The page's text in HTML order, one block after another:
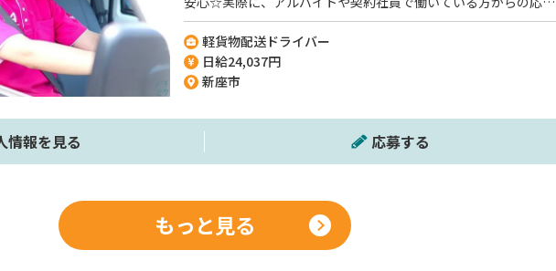
も多いですよ＾＾《配送ドライバーの経験不問！》《学歴・職歴
不問》《直近では20代の方がスタートしています♪》
軽貨物配送ドライバー
日給24,037円
新座市
情報を見る 応募する
もっと見る